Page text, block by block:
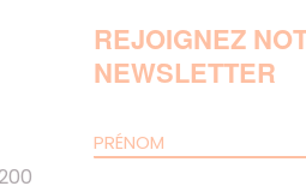
REJOIGNEZ
NEWSLETTER